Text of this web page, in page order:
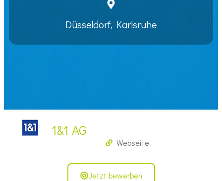
Düsseldorf, Karlsruhe
1&1 AG
Webseite
Jetzt bewerben